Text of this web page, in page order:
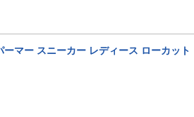
ーマー スニーカー レディース ローカット